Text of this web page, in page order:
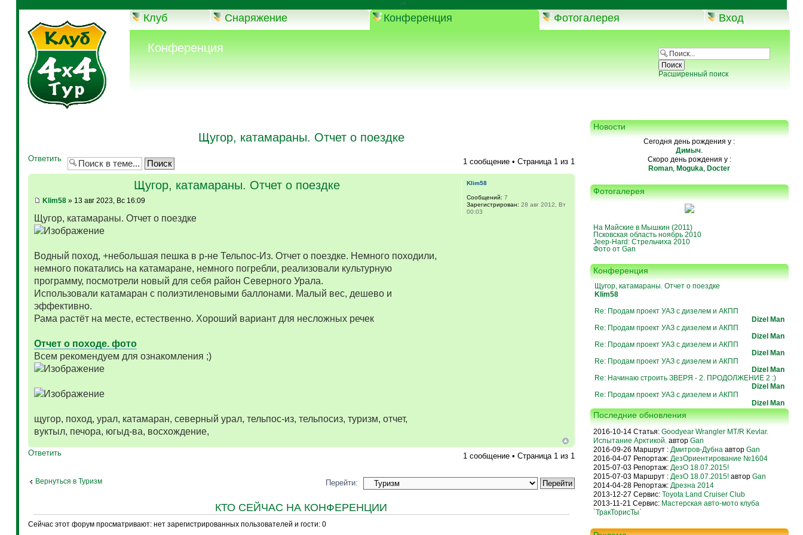
-->
Клуб Снаряжение Конференция Фотогалерея Вход
Конференция
Расширенный поиск
Щугор, катамараны. Отчет о поездке
Ответить 1 сообщение • Страница 1из 1
Щугор, катамараны. Отчет о поездке
Klim58» 13 авг 2023, Вс 16:09
Щугор, катамараны. Отчет о поездке
Водный поход, +небольшая пешка в р-не Тельпос-Из. Отчет о поездке. Немного походили,
немного покатались на катамаране, немного погребли, реализовали культурную
программу, посмотрели новый для себя район Северного Урала.
Использовали катамаран с полиэтиленовыми баллонами. Малый вес, дешево и
эффективно.
Рама растёт на месте, естественно. Хороший вариант для несложных речек
Отчет о походе. фото
Всем рекомендуем для ознакомления ;)
щугор, поход, урал, катамаран, северный урал, тельпос-из, тельпосиз, туризм, отчет,
вуктыл, печора, югыд-ва, восхождение,
Klim58
Сообщений: 7
Зарегистрирован: 28 авг 2012, Вт
00:03
Ответить 1 сообщение • Страница 1из 1
Вернуться в Туризм Перейти:
КТО СЕЙЧАС НА КОНФЕРЕНЦИИ
Сейчас этот форум просматривают: нет зарегистрированных пользователей и гости: 0
Новости
Сегодня день рождения у :
Димыч.
Скоро день рождения у :
Roman, Moguka, Docter
Фотогалерея
На Майские в Мышкин (2011)
Псковская область ноябрь 2010
Jeep-Hard: Стрельчиха 2010
Фото от Gan
Конференция
Щугор, катамараны. Отчет о поездке
Klim58
Re: Продам проект УАЗ с дизелем и АКПП
Dizel Man
Re: Продам проект УАЗ с дизелем и АКПП
Dizel Man
Re: Продам проект УАЗ с дизелем и АКПП
Dizel Man
Re: Продам проект УАЗ с дизелем и АКПП
Dizel Man
Re: Начинаю строить ЗВЕРЯ - 2. ПРОДОЛЖЕНИЕ 2 :)
Dizel Man
Re: Продам проект УАЗ с дизелем и АКПП
Dizel Man
Последние обновления
2016-10-14 Статья: Goodyear Wrangler MT/R Kevlar.
Испытание Арктикой.автор Gan
2016-09-26 Маршрут : Дмитров-Дубнаавтор Gan
2016-04-07 Репортаж: ДезОриентирование №1604
2015-07-03 Репортаж: ДезО 18.07.2015!
2015-07-03 Маршрут : ДезО 18.07.2015! автор Gan
2014-04-28 Репортаж: Дрезна 2014
2013-12-27 Сервис: Toyota Land Cruiser Club
2013-11-21 Сервис: Мастерская авто-мото клуба
`ТракТорисТы`